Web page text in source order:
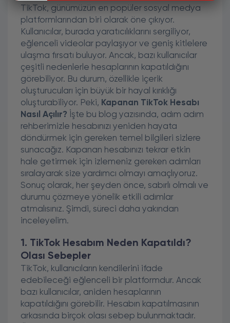
TikTok, günümüzün en popüler sosyal medya
platformlarından biri olarak öne çıkıyor.
Kullanıcılar, burada yaratıcılıklarını sergiliyor,
eğlenceli videolar paylaşıyor ve geniş kitlelere
ulaşma fırsatı buluyor. Ancak, bazı kullanıcılar
çeşitli nedenlerle hesaplarının kapatıldığını
görebiliyor. Bu durum, özellikle içerik
oluşturucuları için büyük bir hayal kırıklığı
oluşturabiliyor. Peki, Kapanan TikTok Hesabı
Nasıl Açılır? İşte bu blog yazısında, adım adım
rehberimizle hesabınızı yeniden hayata
döndürmek için gereken temel bilgileri sizlere
sunacağız. Kapanan hesabınızı tekrar etkin
hale getirmek için izlemeniz gereken adımları
sıralayarak size yardımcı olmayı amaçlıyoruz.
Sonuç olarak, her şeyden önce, sabırlı olmalı ve
durumu çözmeye yönelik etkili adımlar
atmalısınız. Şimdi, süreci daha yakından
inceleyelim.
1. TikTok Hesabım Neden Kapatıldı?
Olası Sebepler
TikTok, kullanıcıların kendilerini ifade
edebileceği eğlenceli bir platformdur. Ancak
bazı kullanıcılar, aniden hesaplarının
kapatıldığını görebilir. Hesabın kapatılmasının
arkasında birçok olası sebep bulunmaktadır.